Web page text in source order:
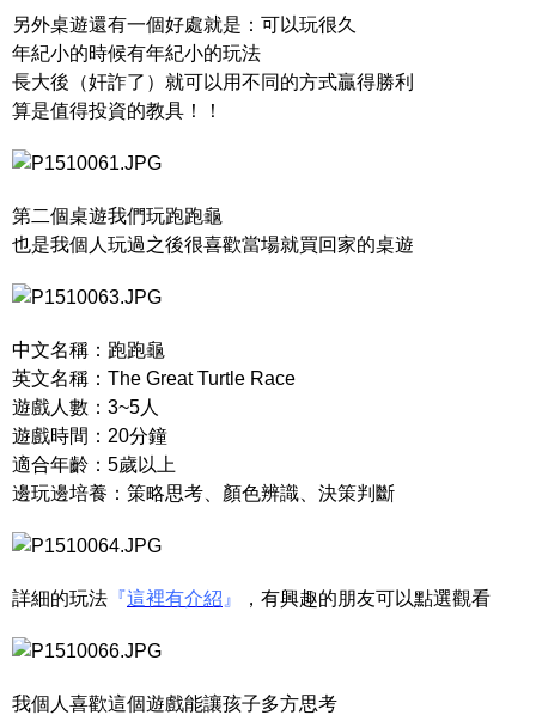
另外桌遊還有一個好處就是：可以玩很久
年紀小的時候有年紀小的玩法
長大後（奸詐了）就可以用不同的方式贏得勝利
算是值得投資的教具！！
第二個桌遊我們玩跑跑龜
也是我個人玩過之後很喜歡當場就買回家的桌遊
中文名稱：跑跑龜
英文名稱：The Great Turtle Race
遊戲人數：3~5人
遊戲時間：20分鐘
適合年齡：5歲以上
邊玩邊培養：策略思考、顏色辨識、決策判斷
詳細的玩法 『這裡有介紹 』 ，有興趣的朋友可以點選觀看
我個人喜歡這個遊戲能讓孩子多方思考